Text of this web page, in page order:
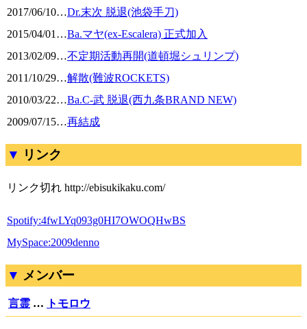
2017/06/10…Dr.末次 脱退(池袋手刀)
2015/04/01 …Ba.マヤ(ex-Escalera) 正式加入
2013/02/09…不定期活動再開(道頓堀シュリンプ)
2011/10/29…解散(難波ROCKETS)
2010/03/22…Ba.C-武 脱退(西九条BRAND NEW)
2009/07/15…再結成
リンク
リンク切れ http://ebisukikaku.com/
Spotify:4fwLYq093g0HI7OWOQHwBS
MySpace:2009denno
メンバー
言霊 … トモロウ